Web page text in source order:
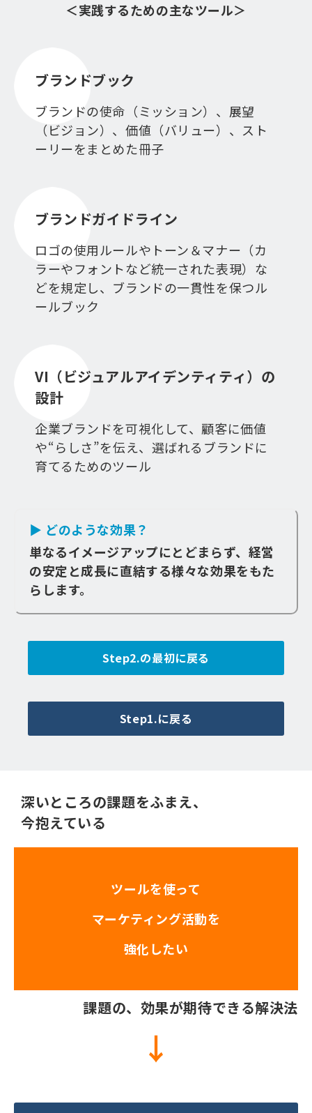
＜実践するための主なツール＞
ブランドブック
ブランドの使命（ミッション）、展望
（ビジョン）、価値（バリュー）、スト
ーリーをまとめた冊子
ブランドガイドライン
ロゴの使用ルールやトーン＆マナー（カ
ラーやフォントなど統一された表現）な
どを規定し、ブランドの一貫性を保つル
ールブック
VI（ビジュアルアイデンティティ）の
設計
企業ブランドを可視化して、顧客に価値
や“らしさ”を伝え、選ばれるブランドに
育てるためのツール
▶ どのような効果？
単なるイメージアップにとどまらず、経営
の安定と成長に直結する様々な効果をもた
らします。
Step2.の最初に戻る
Step1.に戻る
深いところの課題をふまえ、
今抱えている
ツールを使って
マーケティング活動を
強化したい
課題の、効果が期待できる解決法
↓